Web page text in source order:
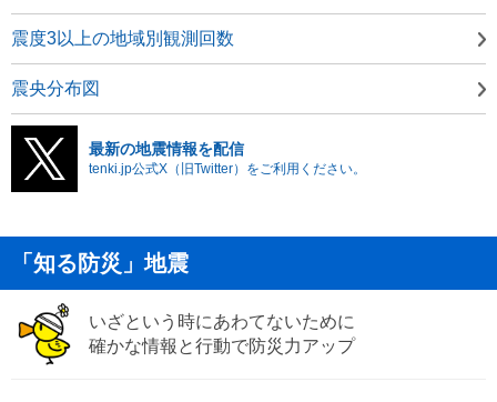
震度3以上の地域別観測回数
震央分布図
最新の地震情報を配信
tenki.jp公式X（旧Twitter）をご利用ください。
「知る防災」地震
いざという時にあわてないために
確かな情報と行動で防災力アップ